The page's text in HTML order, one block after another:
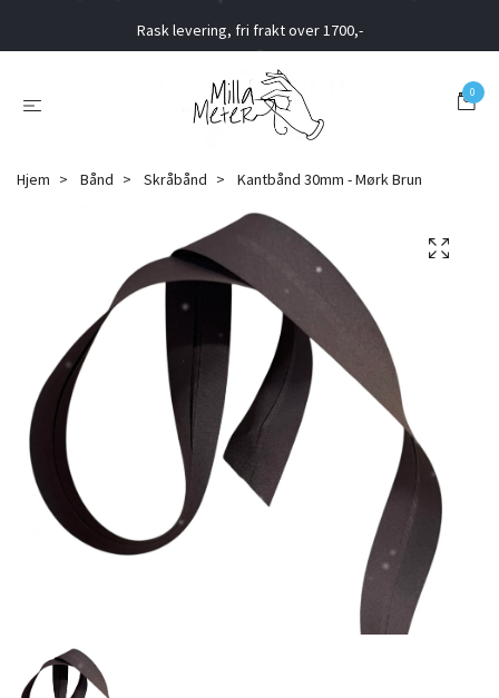
Rask levering, fri frakt over 1700,-
0
Hjem Bånd Skråbånd Kantbånd 30mm - Mørk Brun